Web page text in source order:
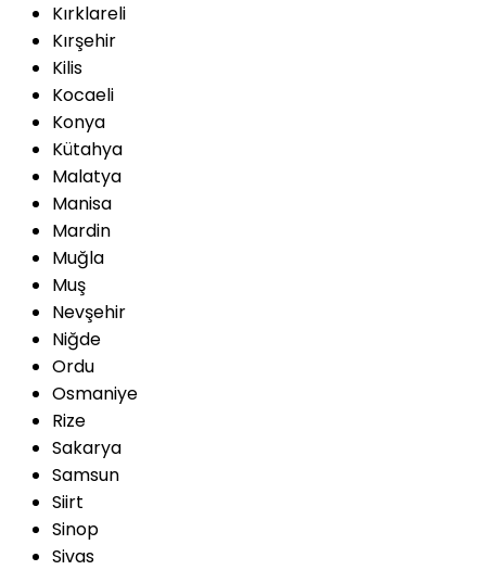
Kırklareli
Kırşehir
Kilis
Kocaeli
Konya
Kütahya
Malatya
Manisa
Mardin
Muğla
Muş
Nevşehir
Niğde
Ordu
Osmaniye
Rize
Sakarya
Samsun
Siirt
Sinop
Sivas